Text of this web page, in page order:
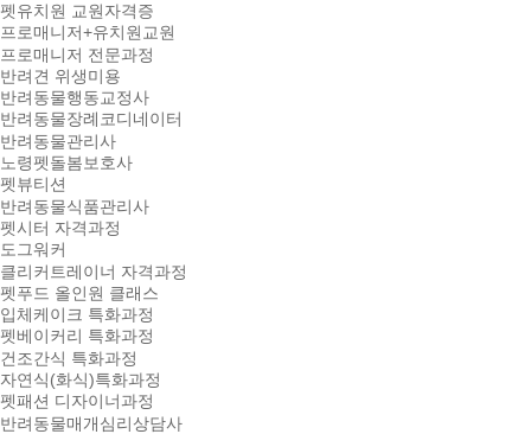
펫유치원 교원자격증
프로매니저+유치원교원
프로매니저 전문과정
반려견 위생미용
반려동물행동교정사
반려동물장례코디네이터
반려동물관리사
노령펫돌봄보호사
펫뷰티션
반려동물식품관리사
펫시터 자격과정
도그워커
클리커트레이너 자격과정
펫푸드 올인원 클래스
입체케이크 특화과정
펫베이커리 특화과정
건조간식 특화과정
자연식(화식)특화과정
펫패션 디자이너과정
반려동물매개심리상담사